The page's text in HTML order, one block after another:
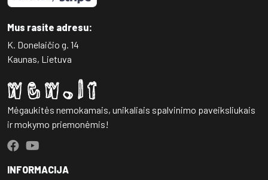
Mus rasite adresu:
K. Donelaičio g. 14
Kaunas, Lietuva
Mėgaukitės nemokamais, unikaliais spalvinimo paveiksliukais
ir mokymo priemonėmis!
INFORMACIJA